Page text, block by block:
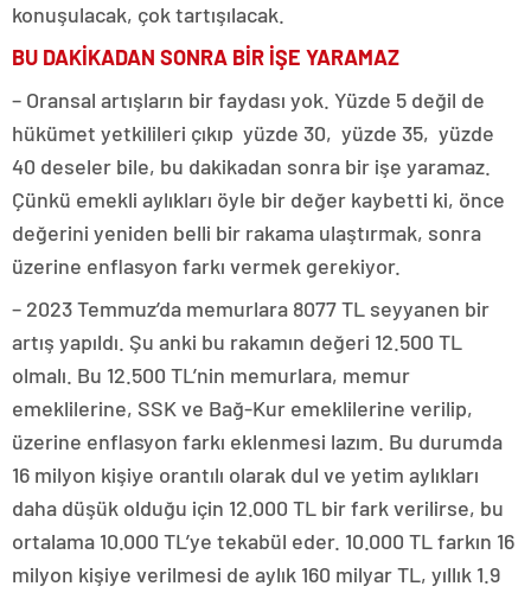
konuşulacak, çok tartışılacak.
BU DAKİKADAN SONRA BİR İŞE YARAMAZ
– Oransal artışların bir faydası yok. Yüzde 5 değil de
hükümet yetkilileri çıkıp yüzde 30, yüzde 35, yüzde
40 deseler bile, bu dakikadan sonra bir işe yaramaz.
Çünkü emekli aylıkları öyle bir değer kaybetti ki, önce
değerini yeniden belli bir rakama ulaştırmak, sonra
üzerine enflasyon farkı vermek gerekiyor.
– 2023 Temmuz’da memurlara 8077 TL seyyanen bir
artış yapıldı. Şu anki bu rakamın değeri 12.500 TL
olmalı. Bu 12.500 TL’nin memurlara, memur
emeklilerine, SSK ve Bağ-Kur emeklilerine verilip,
üzerine enflasyon farkı eklenmesi lazım. Bu durumda
16 milyon kişiye orantılı olarak dul ve yetim aylıkları
daha düşük olduğu için 12.000 TL bir fark verilirse, bu
ortalama 10.000 TL’ye tekabül eder. 10.000 TL farkın 16
milyon kişiye verilmesi de aylık 160 milyar TL, yıllık 1.9